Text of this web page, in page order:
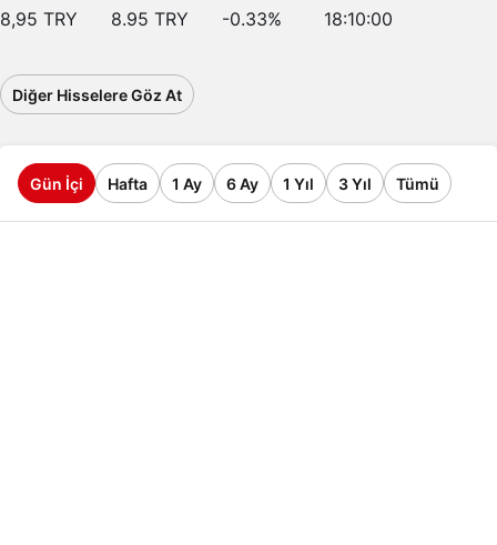
8,95 TRY
8.95 TRY
-0.33%
18:10:00
Diğer Hisselere Göz At
Gün İçi Hafta 1 Ay 6 Ay 1 Yıl 3 Yıl Tümü